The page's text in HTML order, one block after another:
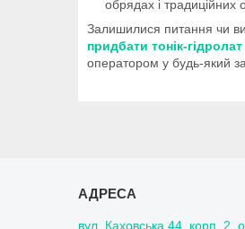
обрядах і традиційних
Залишилися питання чи
придбати тонік-
оператором у будь-який
вул. Каховська 44, корп. 2,